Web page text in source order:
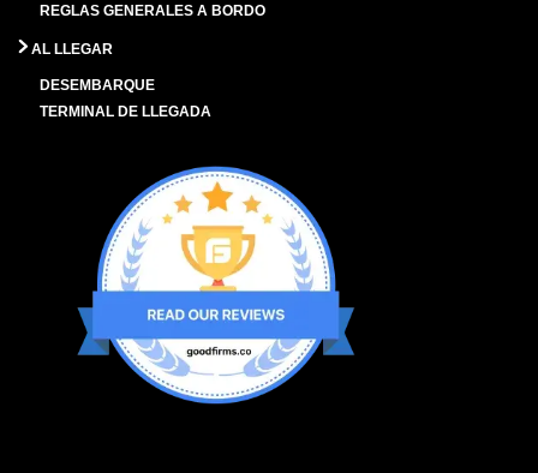
REGLAS GENERALES A BORDO
AL LLEGAR
DESEMBARQUE
TERMINAL DE LLEGADA